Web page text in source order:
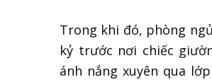
Trong khi đó, phòng
kỷ trước nơi chiếc
ánh nắng xuyên qua